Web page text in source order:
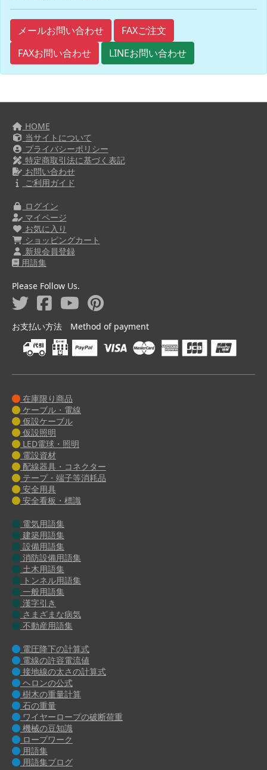
メールお問い合わせ
FAXご注文
FAXお問い合わせ
LINEお問い合わせ
HOME
当サイトについて
プライバシーポリシー
特定商取引法に基づく表記
お問い合わせ
ご利用ガイド
ログイン
マイページ
お気に入り
ショッピングカート
新規会員登録
用語集
Please Follow Us.
お支払い方法 Method of payment
在庫限り商品
ケーブル・電線
仮設ケーブル
仮設照明
LED電球・照明
電設資材
配線器具・コネクター
テープ・端子等消耗品
安全用具
安全看板・標識
電気用語集
建築用語集
設備用語集
消防設備用語集
土木用語集
トンネル用語集
一般用語集
漢字引き
さまざまな病気
不動産用語集
電圧降下の計算式
電線の許容電流値
接地線の太さの計算式
ヘロンの公式
樹木の重量計算
石の重量
ワイヤーロープの破断荷重
機械の豆知識
ロープワーク
用語集
用語集ブログ